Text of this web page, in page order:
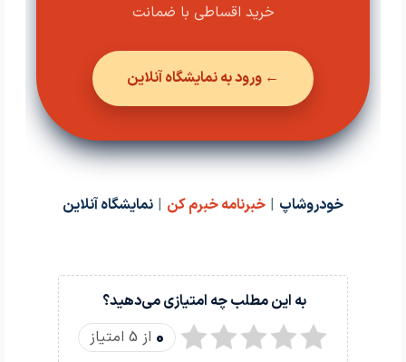
خرید اقساطی با ضمانت
← ورود به نمایشگاه آنلاین
خودروشاپ | خبرنامه خبرم کن | نمایشگاه آنلاین
به این مطلب چه امتیازی می‌دهید؟
0 از 5 امتیاز